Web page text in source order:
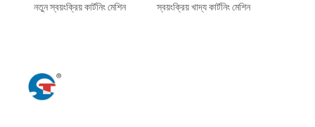
নতুন স্বয়ংক্রিয় কার্টনিং মেশিন স্বয়ংক্রিয় খাদ্য কার্টনিং মেশিন